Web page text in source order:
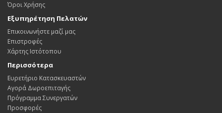
Όροι Χρήσης
Εξυπηρέτηση Πελατών
Επικοινωνήστε μαζί μας
Επιστροφές
Χάρτης Ιστότοπου
Περισσότερα
Ευρετήριο Κατασκευαστών
Αγορά Δωροεπιταγής
Πρόγραμμα Συνεργατών
Προσφορές